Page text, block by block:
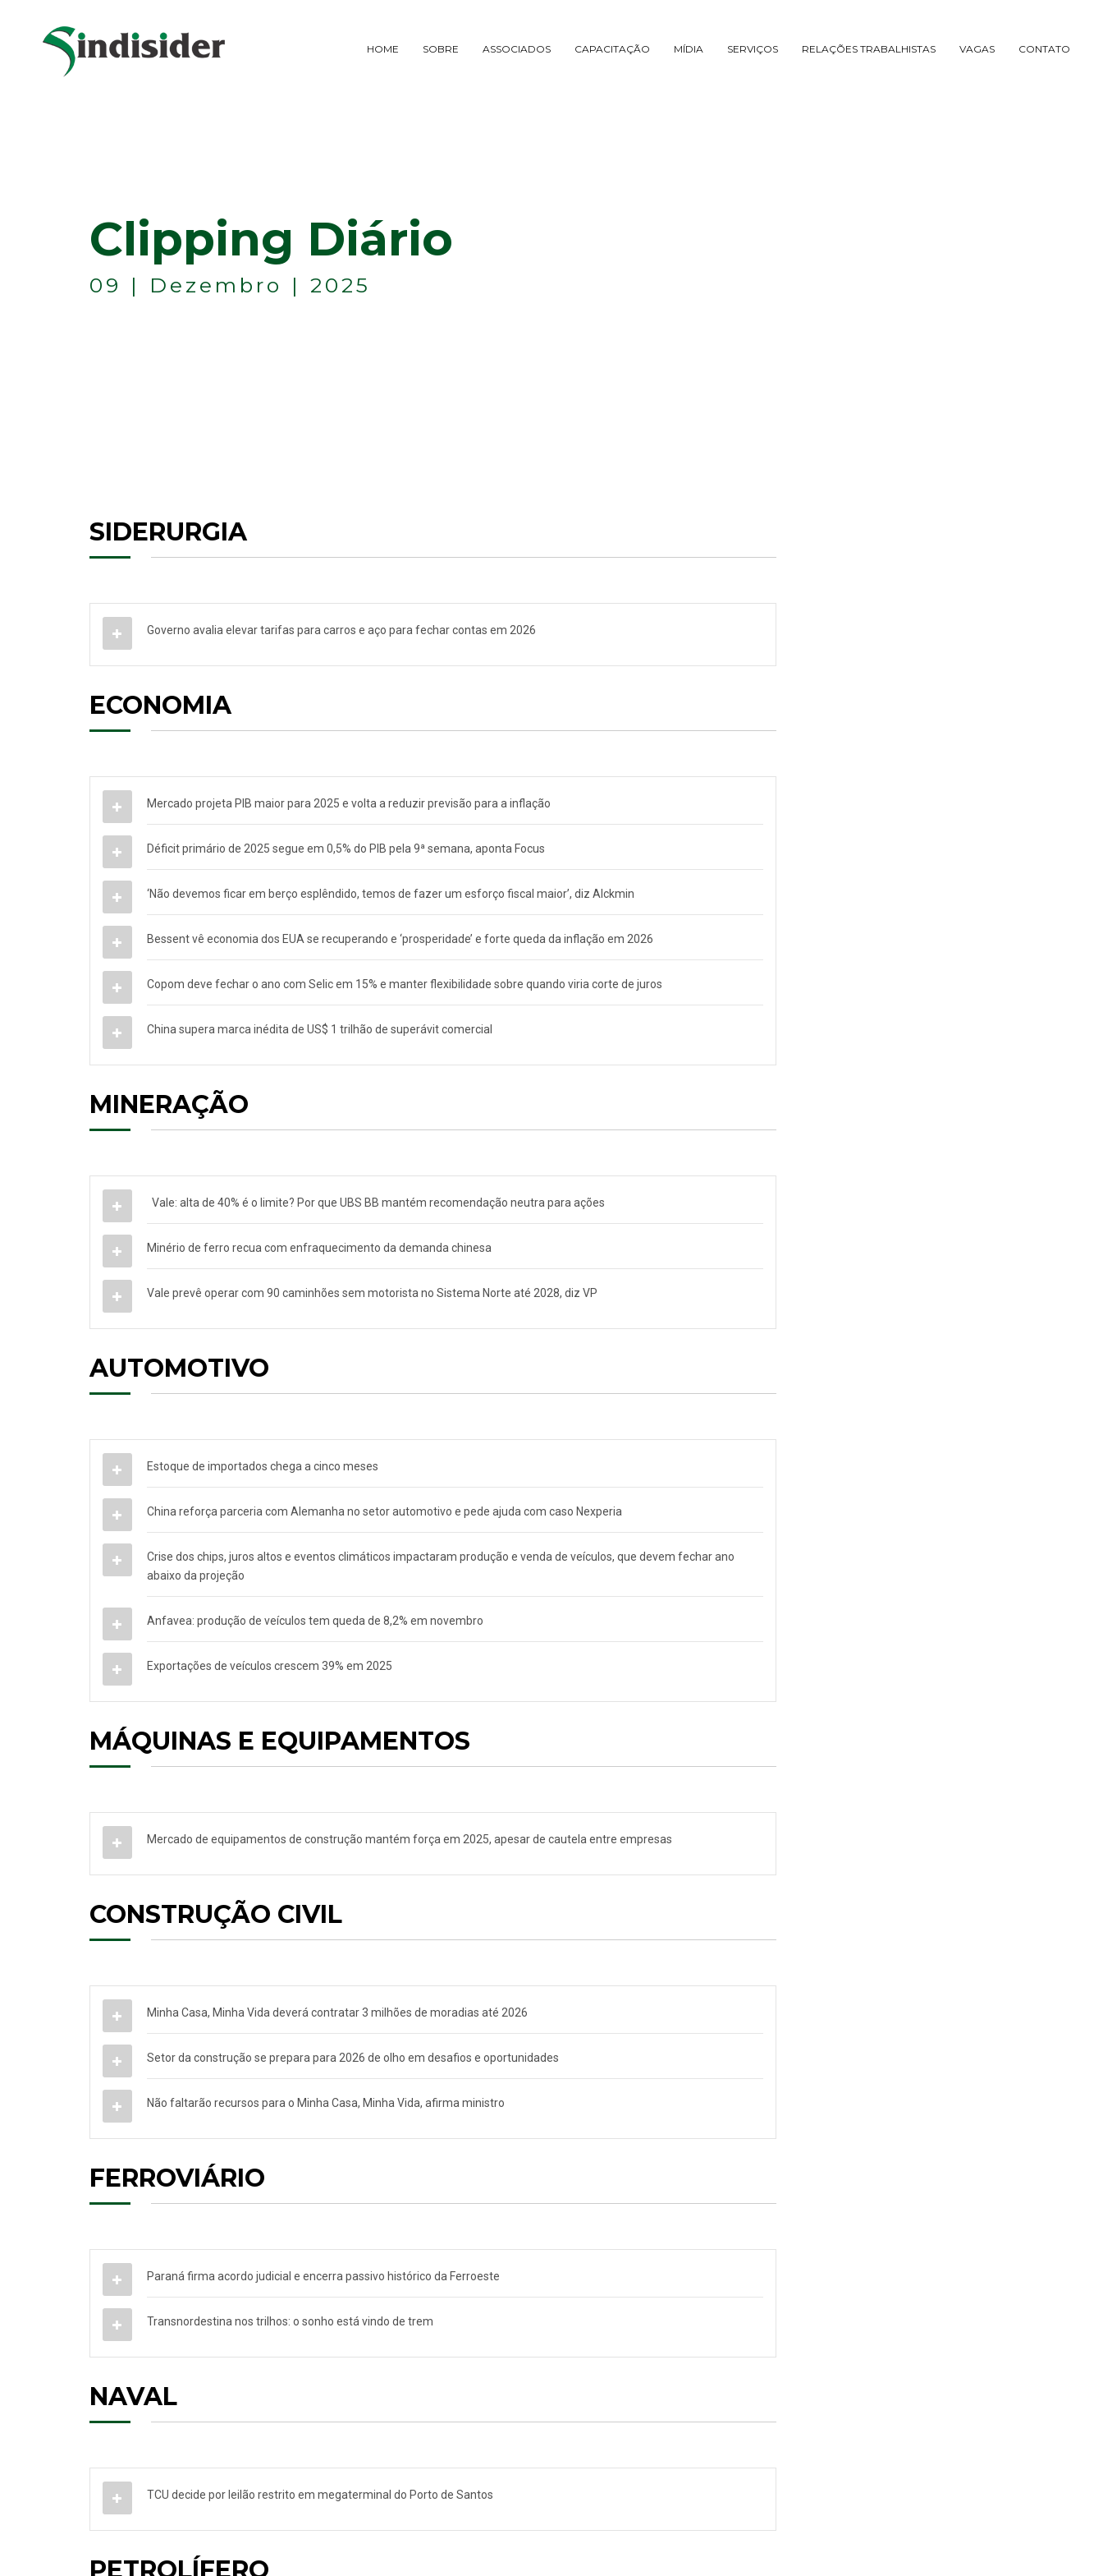
HOME SOBRE ASSOCIADOS CAPACITAÇÃO MÍDIA SERVIÇOS RELAÇÕES TRABALHISTAS VAGAS CONTATO
Clipping Diário
09 | Dezembro | 2025
SIDERURGIA
Governo avalia elevar tarifas para carros e aço para fechar contas em 2026
ECONOMIA
Mercado projeta PIB maior para 2025 e volta a reduzir previsão para a inflação
Déficit primário de 2025 segue em 0,5% do PIB pela 9ª semana, aponta Focus
‘Não devemos ficar em berço esplêndido, temos de fazer um esforço fiscal maior’, diz Alckmin
Bessent vê economia dos EUA se recuperando e ‘prosperidade’ e forte queda da inflação em 2026
Copom deve fechar o ano com Selic em 15% e manter flexibilidade sobre quando viria corte de juros
China supera marca inédita de US$ 1 trilhão de superávit comercial
MINERAÇÃO
Vale: alta de 40% é o limite? Por que UBS BB mantém recomendação neutra para ações
Minério de ferro recua com enfraquecimento da demanda chinesa
Vale prevê operar com 90 caminhões sem motorista no Sistema Norte até 2028, diz VP
AUTOMOTIVO
Estoque de importados chega a cinco meses
China reforça parceria com Alemanha no setor automotivo e pede ajuda com caso Nexperia
Crise dos chips, juros altos e eventos climáticos impactaram produção e venda de veículos, que devem fechar ano
abaixo da projeção
Anfavea: produção de veículos tem queda de 8,2% em novembro
Exportações de veículos crescem 39% em 2025
MÁQUINAS E EQUIPAMENTOS
Mercado de equipamentos de construção mantém força em 2025, apesar de cautela entre empresas
CONSTRUÇÃO CIVIL
Minha Casa, Minha Vida deverá contratar 3 milhões de moradias até 2026
Setor da construção se prepara para 2026 de olho em desafios e oportunidades
Não faltarão recursos para o Minha Casa, Minha Vida, afirma ministro
FERROVIÁRIO
Paraná firma acordo judicial e encerra passivo histórico da Ferroeste
Transnordestina nos trilhos: o sonho está vindo de trem
NAVAL
TCU decide por leilão restrito em megaterminal do Porto de Santos
PETROLÍFERO